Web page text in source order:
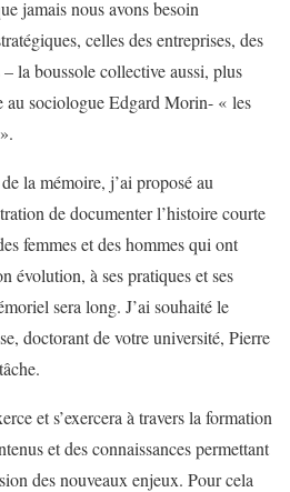
jamais nous avons besoin
celles des entreprises, des
la boussole collective aussi, plus
au sociologue Edgard Morin- « les
la mémoire, j’ai proposé au
de documenter l’histoire courte
femmes et des hommes qui ont
évolution, à ses pratiques et ses
sera long. J’ai souhaité le
doctorant de votre université, Pierre
et s’exercera à travers la formation
et des connaissances permettant
des nouveaux enjeux. Pour cela